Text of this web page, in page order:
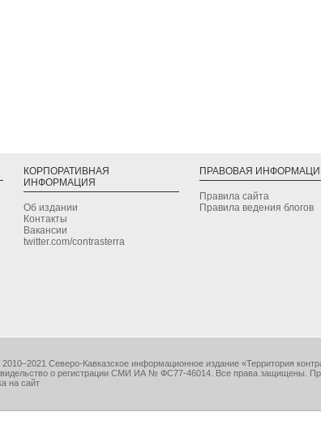
КОРПОРАТИВНАЯ
ИНФОРМАЦИЯ
Об издании
Контакты
Вакансии
twitter.com/contrasterra
ПРАВОВАЯ
Правила сайта
Правила ведения блогов
Северо-Кавказское информационное издание «Территория
о регистрации СМИ ИА № ФС77-46014. Все права защищены.
на сайт